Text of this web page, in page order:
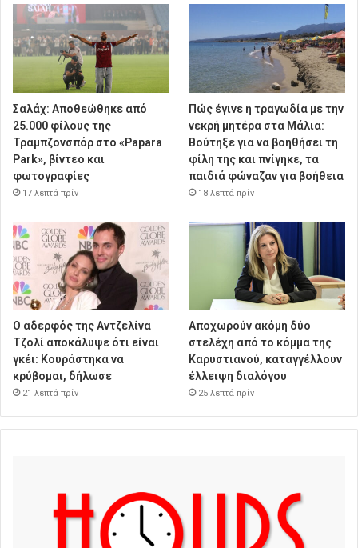
Σαλάχ: Αποθεώθηκε από
25.000 φίλους της
Τραμπζονσπόρ στο «Papara
Park», βίντεο και
φωτογραφίες
17 λεπτά πρίν
Πώς έγινε η τραγωδία με την
νεκρή μητέρα στα Μάλια:
Βούτηξε για να βοηθήσει τη
φίλη της και πνίγηκε, τα
παιδιά φώναζαν για βοήθεια
18 λεπτά πρίν
Ο αδερφός της Αντζελίνα
Τζολί αποκάλυψε ότι είναι
γκέι: Κουράστηκα να
κρύβομαι, δήλωσε
21 λεπτά πρίν
Αποχωρούν ακόμη δύο
στελέχη από το κόμμα της
Καρυστιανού, καταγγέλλουν
έλλειψη διαλόγου
25 λεπτά πρίν